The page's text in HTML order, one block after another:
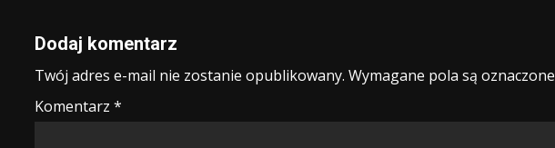
Dodaj komentarz
Twój adres e-mail nie zostanie opublikowany. Wymagane pola są oznaczone
Komentarz *